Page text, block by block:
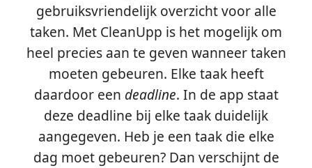
gebruiksvriendelijk overzicht voor alle
taken. Met CleanUpp is het mogelijk om
heel precies aan te geven wanneer taken
moeten gebeuren. Elke taak heeft
daardoor een deadline. In de app staat
deze deadline bij elke taak duidelijk
aangegeven. Heb je een taak die elke
dag moet gebeuren? Dan verschijnt de